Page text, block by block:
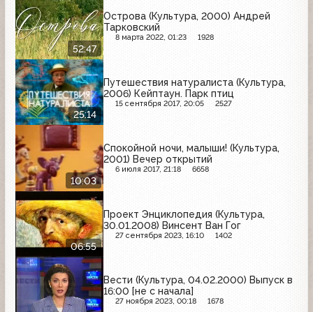
52:47
Острова (Культура, 2000) Андрей
Тарковский
8 марта 2022, 01:23 1928
25:14
Путешествия натуралиста (Культура,
2006) Кейптаун. Парк птиц
15 сентября 2017, 20:05 2527
10:03
Спокойной ночи, малыши! (Культура,
2001) Вечер открытий
6 июля 2017, 21:18 6658
06:55
Проект Энциклопедия (Культура,
30.01.2008) Винсент Ван Гог
27 сентября 2023, 16:10 1402
Вести (Культура, 04.02.2000) Выпуск в
16:00 [не с начала]
27 ноября 2023, 00:18 1678